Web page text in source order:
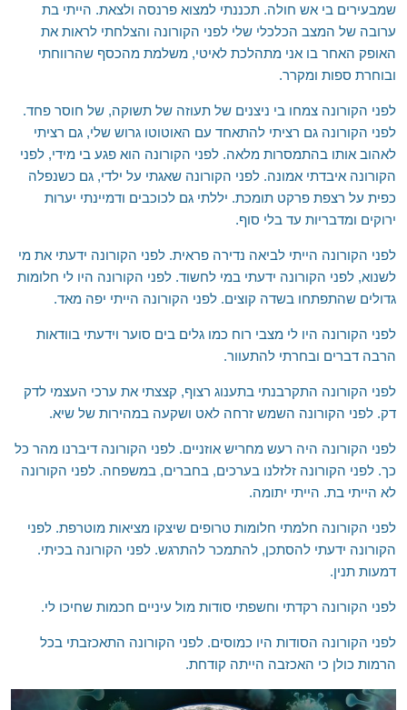
שמבעירים בי אש חולה. תכננתי למצוא פרנסה ולצאת. הייתי בת
ערובה של המצב הכלכלי שלי לפני הקורונה והצלחתי לראות את
האופק האחר בו אני מתהלכת לאיטי, משלמת מהכסף שהרווחתי
ובוחרת ספות ומקרר.
לפני הקורונה צמחו בי ניצנים של תעוזה של תשוקה, של חוסר פחד.
לפני הקורונה גם רציתי להתאחד עם האוטוטו גרוש שלי, גם רציתי
לאהוב אותו בהתמסרות מלאה. לפני הקורונה הוא פגע בי מידי, לפני
הקורונה איבדתי אמונה. לפני הקורונה שאגתי על ילדי, גם כשנפלה
כפית על רצפת פרקט תומכת. יללתי גם לכוכבים ודמיינתי יערות
ירוקים ומדבריות עד בלי סוף.
לפני הקורונה הייתי לביאה נדירה פראית. לפני הקורונה ידעתי את מי
לשנוא, לפני הקורונה ידעתי במי לחשוד. לפני הקורונה היו לי חלומות
גדולים שהתפתחו בשדה קוצים. לפני הקורונה הייתי יפה מאד.
לפני הקורונה היו לי מצבי רוח כמו גלים בים סוער וידעתי בוודאות
הרבה דברים ובחרתי להתעוור.
לפני הקורונה התקרבנתי בתענוג רצוף, קצצתי את ערכי העצמי לדק
דק. לפני הקורונה השמש זרחה לאט ושקעה במהירות של שיא.
לפני הקורונה היה רעש מחריש אוזניים. לפני הקורונה דיברנו מהר כל
כך. לפני הקורונה זלזלנו בערכים, בחברים, במשפחה. לפני הקורונה
לא הייתי בת. הייתי יתומה.
לפני הקורונה חלמתי חלומות טרופים שיצקו מציאות מוטרפת. לפני
הקורונה ידעתי להסתכן, להתמכר להתרגש. לפני הקורונה בכיתי.
דמעות תנין.
לפני הקורונה רקדתי וחשפתי סודות מול עיניים חכמות שחיכו לי.
לפני הקורונה הסודות היו כמוסים. לפני הקורונה התאכזבתי בכל
הרמות כולן כי האכזבה הייתה קודחת.